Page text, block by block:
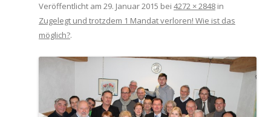
Veröffentlicht am 29. Januar 2015 bei 4272 × 2848 in
Zugelegt und trotzdem 1 Mandat verloren! Wie ist das
möglich?.